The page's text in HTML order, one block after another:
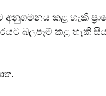
අනුගමනය කළ හැකි
බලපෑම් කළ හැකි